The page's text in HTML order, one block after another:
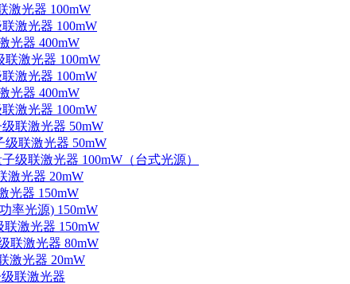
激光器 100mW
激光器 100mW
光器 400mW
联激光器 100mW
激光器 100mW
光器 400mW
激光器 100mW
联激光器 50mW
级联激光器 50mW
级联激光器 100mW（台式光源）
激光器 20mW
光器 150mW
率光源) 150mW
联激光器 150mW
联激光器 80mW
激光器 20mW
联激光器